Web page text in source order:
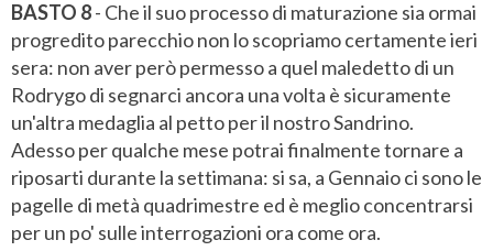
BASTO 8- Che il suo processo di maturazione sia ormai
progredito parecchio non lo scopriamo certamente ieri
sera: non aver però permesso a quel maledetto di un
Rodrygo di segnarci ancora una volta è sicuramente
un'altra medaglia al petto per il nostro Sandrino.
Adesso per qualche mese potrai finalmente tornare a
riposarti durante la settimana: si sa, a Gennaio ci sono le
pagelle di metà quadrimestre ed è meglio concentrarsi
per un po' sulle interrogazioni ora come ora.